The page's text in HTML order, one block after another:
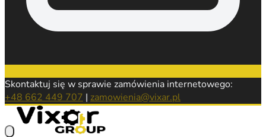
Skontaktuj się w sprawie zamówienia internetowego:
+48 662 449 707 | zamowienia@vixar.pl